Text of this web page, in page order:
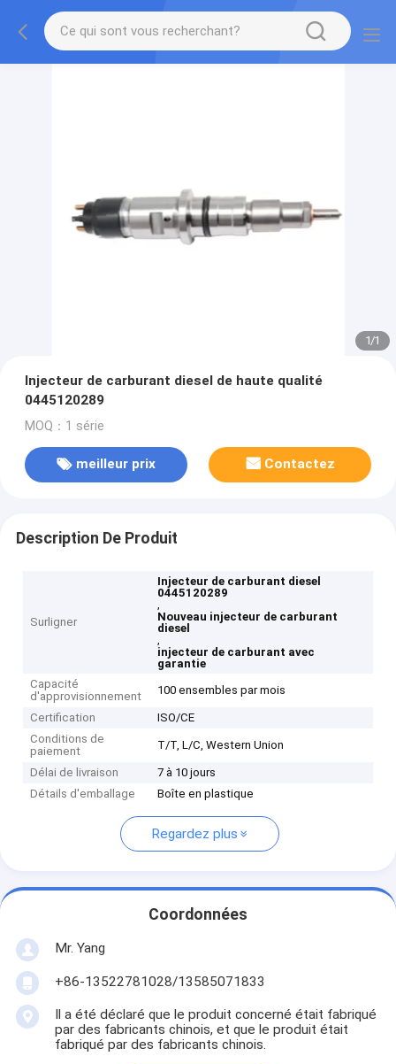
1/1
Injecteur de carburant diesel de haute qualité
0445120289
MOQ：1 série
meilleur prix Contactez
Description De Produit
Surligner
Injecteur de carburant diesel
0445120289
,
Nouveau injecteur de carburant
diesel
,
injecteur de carburant avec
garantie
Capacité
d'approvisionnement
100 ensembles par mois
Certification
ISO/CE
Conditions de
paiement
T/T, L/C, Western Union
Délai de livraison
7 à 10 jours
Détails d'emballage
Boîte en plastique
Regardez plus
Coordonnées
Mr. Yang
+86-13522781028/13585071833
Il a été déclaré que le produit concerné était fabriqué
par des fabricants chinois, et que le produit était
fabriqué par des fabricants chinois.